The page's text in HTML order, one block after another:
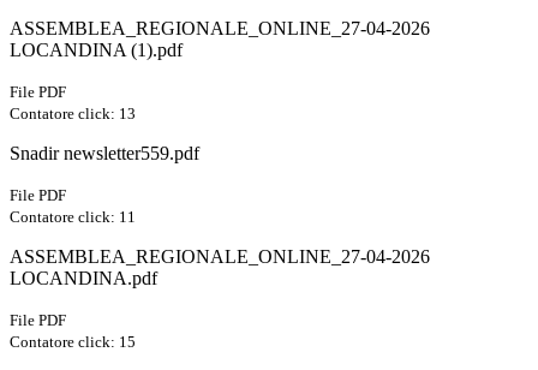
ASSEMBLEA_REGIONALE_ONLINE_27-04-2026
LOCANDINA (1).pdf
File PDF
Contatore click: 13
Snadir newsletter559.pdf
File PDF
Contatore click: 11
ASSEMBLEA_REGIONALE_ONLINE_27-04-2026
LOCANDINA.pdf
File PDF
Contatore click: 15